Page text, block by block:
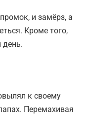
и замёрз, а
Кроме того,
день.
к своему
Перемахивая